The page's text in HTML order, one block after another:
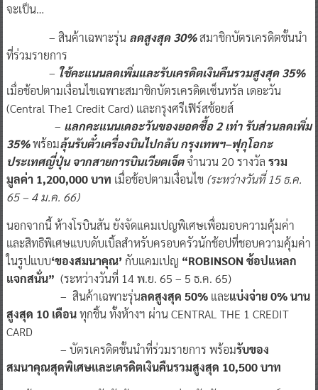
จะเป็น…
– สินค้าเฉพาะรุ่น ลดสูงสุด30%สมาชิกบัตรเครดิตชั้นนำ
ที่ร่วมรายการ
– ใช้คะแนนลดเพิ่มและรับเครดิตเงินคืนรวมสูงสุด 35%
เมื่อช้อปตามเงื่อนไขเฉพาะสมาชิกบัตรเครดิตเซ็นทรัล เดอะวัน
(Central The1 Credit Card) และกรุงศรีเฟิร์สช้อยส์
– แลกคะแนนเดอะวันของยอดซื้อ2 เท่า รับส่วนลดเพิ่ม
35%พร้อมลุ้นรับตั๋วเครื่องบินไปกลับ กรุงเทพฯ–ฟุกุโอกะ
ประเทศญี่ปุ่น จากสายการบินเวียตเจ็ตจำนวน 20 รางวัล รวม
มูลค่า 1,200,000 บาท เมื่อช้อปตามเงื่อนไข (ระหว่างวันที่ 15 ธ.ค.
65 – 4 ม.ค. 66)
นอกจากนี้ ห้างโรบินสัน ยังจัดแคมเปญพิเศษเพื่อมอบความคุ้มค่า
และสิทธิพิเศษแบบดับเบิ้ลสำหรับครอบครัวนักช้อปที่ชอบความคุ้มค่า
ในรูปแบบ‘ของสมนาคุณ’ กับแคมเปญ “ROBINSON ช้อปแหลก
แจกสนั่น” (ระหว่างวันที่ 14 พ.ย. 65 – 5 ธ.ค. 65)
– สินค้าเฉพาะรุ่นลดสูงสุด 50%และแบ่งจ่าย 0% นาน
สูงสุด 10 เดือนทุกชิ้น ทั้งห้างฯ ผ่าน CENTRAL THE 1 CREDIT
CARD
– บัตรเครดิตชั้นนำที่ร่วมรายการ พร้อมรับของ
สมนาคุณสุดพิเศษและเครดิตเงินคืนรวมสูงสุด 10,500 บาท